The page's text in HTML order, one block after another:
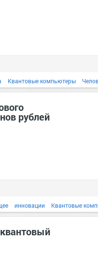
Квантовые компьютеры
рублей
инновации Квантовые